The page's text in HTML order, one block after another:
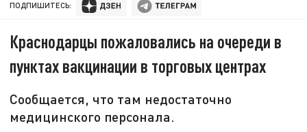
ПОДПИШИТЕСЬ:
Краснодарцы пожаловались на очереди в
пунктах вакцинации в торговых центрах
Сообщается, что там недостаточно
медицинского персонала.